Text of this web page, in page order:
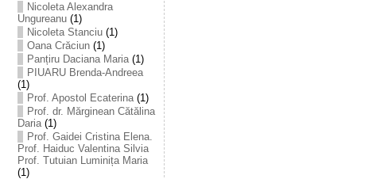
Nicoleta Alexandra
Ungureanu(1)
Nicoleta Stanciu(1)
Oana Crăciun(1)
Panțiru Daciana Maria(1)
PIUARU Brenda-Andreea
(1)
Prof. Apostol Ecaterina(1)
Prof. dr. Mărginean Cătălina
Daria(1)
Prof. Gaidei Cristina Elena.
Prof. Haiduc Valentina Silvia
Prof. Tutuian Luminița Maria
(1)